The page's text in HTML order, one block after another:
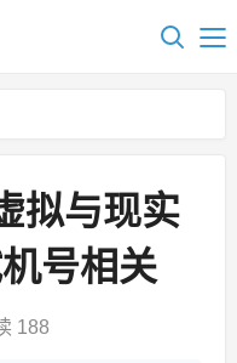
拟与现实
号相关
188